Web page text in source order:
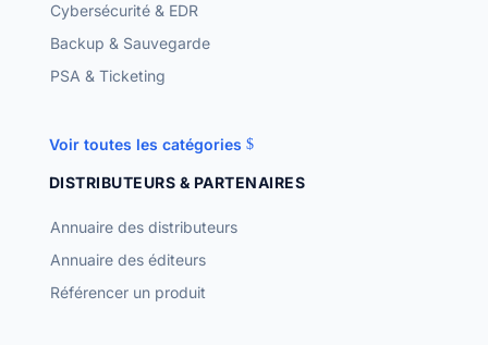
Cybersécurité & EDR
Backup & Sauvegarde
PSA & Ticketing
Voir toutes les catégories
DISTRIBUTEURS & PARTENAIRES
Annuaire des distributeurs
Annuaire des éditeurs
Référencer un produit